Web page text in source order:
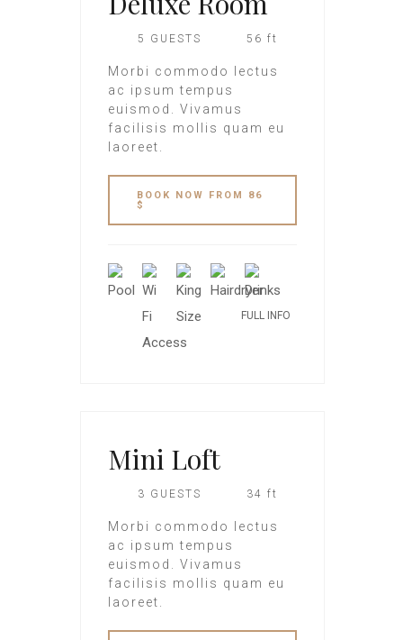
5 GUESTS 56 ft
Morbi commodo lectus
ac ipsum tempus
euismod. Vivamus
facilisis mollis quam eu
laoreet.
BOOK NOW FROM 86
$
FULL INFO
Mini Loft
3 GUESTS 34 ft
Morbi commodo lectus
ac ipsum tempus
euismod. Vivamus
facilisis mollis quam eu
laoreet.